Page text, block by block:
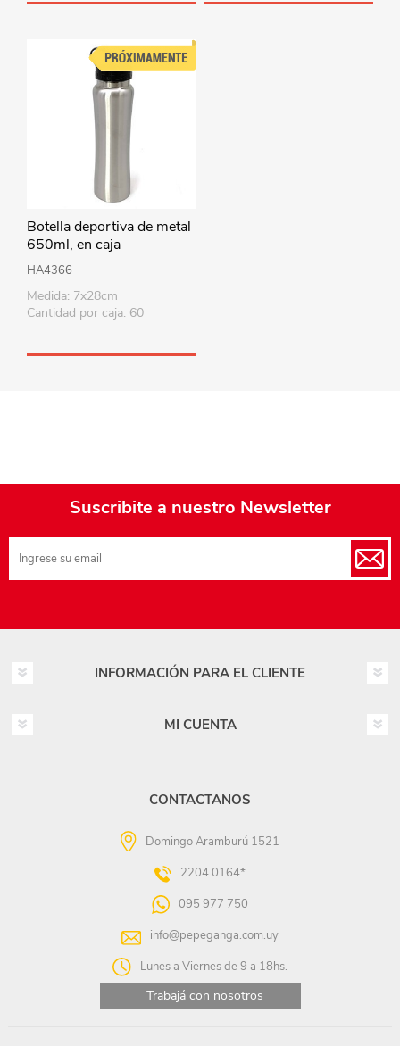
Botella deportiva de metal
650ml, en caja
HA4366
Medida: 7x28cm
Cantidad por caja: 60
Suscribite a nuestro Newsletter
INFORMACIÓN PARA EL CLIENTE
MI CUENTA
CONTACTANOS
Domingo Aramburú 1521
2204 0164*
095 977 750
info@pepeganga.com.uy
Lunes a Viernes de 9 a 18hs.
Trabajá con nosotros